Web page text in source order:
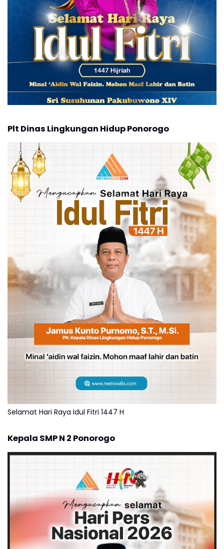
Plt Dinas Lingkungan Hidup Ponorogo
Selamat Hari Raya Idul Fitri 1447 H
Kepala SMP N 2 Ponorogo